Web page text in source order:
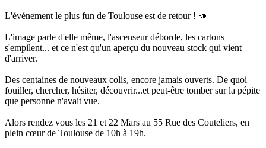
L'événement le plus fun de Toulouse est de retour ! 📣
L'image parle d'elle même, l'ascenseur déborde, les cartons
s'empilent... et ce n'est qu'un aperçu du nouveau stock qui vient
d'arriver.
Des centaines de nouveaux colis, encore jamais ouverts. De quoi
fouiller, chercher, hésiter, découvrir...et peut-être tomber sur la pépite
que personne n'avait vue.
Alors rendez vous les 21 et 22 Mars au 55 Rue des Couteliers, en
plein cœur de Toulouse de 10h à 19h.